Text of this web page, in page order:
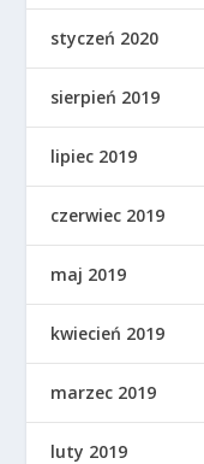
styczeń 2020
sierpień 2019
lipiec 2019
czerwiec 2019
maj 2019
kwiecień 2019
marzec 2019
luty 2019